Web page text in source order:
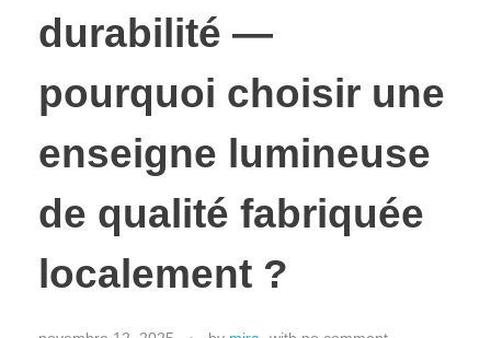
durabilité —
pourquoi choisir une
enseigne lumineuse
de qualité fabriquée
localement ?